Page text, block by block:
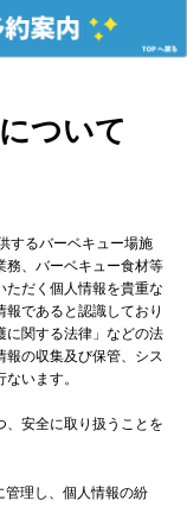
ついて
するバーベキュー場施
務、バーベキュー食材等
ただく個人情報を貴重な
であると認識しており
に関する法律」などの法
報の収集及び保管、シス
います。
安全に取り扱うことを
管理し、個人情報の紛